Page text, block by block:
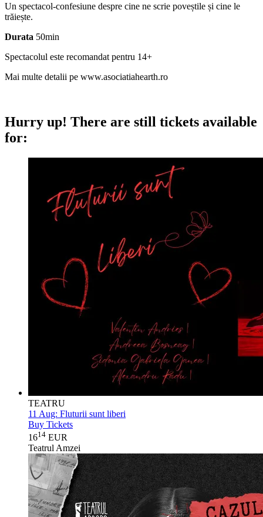
Un spectacol-confesiune despre cine ne scrie poveștile și cine le
trăiește.
Durata 50min
Spectacolul este recomandat pentru 14+
Mai multe detalii pe www.asociatiahearth.ro
Hurry up! There are still tickets available
for:
TEATRU
11 Aug: Fluturii sunt liberi
Buy Tickets
1614 EUR
Teatrul Amzei